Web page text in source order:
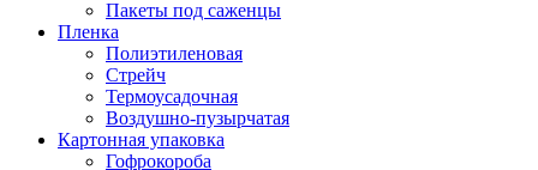
Пакеты под саженцы
Пленка
Полиэтиленовая
Стрейч
Термоусадочная
Воздушно-пузырчатая
Картонная упаковка
Гофрокороба